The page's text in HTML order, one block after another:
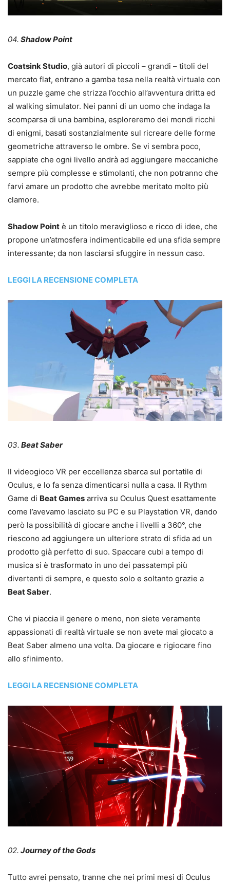
04. Shadow Point
Coatsink Studio, già autori di piccoli – grandi – titoli del
mercato flat, entrano a gamba tesa nella realtà virtuale con
un puzzle game che strizza l’occhio all’avventura dritta ed
al walking simulator. Nei panni di un uomo che indaga la
scomparsa di una bambina, esploreremo dei mondi ricchi
di enigmi, basati sostanzialmente sul ricreare delle forme
geometriche attraverso le ombre. Se vi sembra poco,
sappiate che ogni livello andrà ad aggiungere meccaniche
sempre più complesse e stimolanti, che non potranno che
farvi amare un prodotto che avrebbe meritato molto più
clamore.
Shadow Point è un titolo meraviglioso e ricco di idee, che
propone un’atmosfera indimenticabile ed una sfida sempre
interessante; da non lasciarsi sfuggire in nessun caso.
LEGGI LA RECENSIONE COMPLETA
03. Beat Saber
Il videogioco VR per eccellenza sbarca sul portatile di
Oculus, e lo fa senza dimenticarsi nulla a casa. Il Rythm
Game di Beat Games arriva su Oculus Quest esattamente
come l’avevamo lasciato su PC e su Playstation VR, dando
però la possibilità di giocare anche i livelli a 360°, che
riescono ad aggiungere un ulteriore strato di sfida ad un
prodotto già perfetto di suo. Spaccare cubi a tempo di
musica si è trasformato in uno dei passatempi più
divertenti di sempre, e questo solo e soltanto grazie a
Beat Saber.
Che vi piaccia il genere o meno, non siete veramente
appassionati di realtà virtuale se non avete mai giocato a
Beat Saber almeno una volta. Da giocare e rigiocare fino
allo sfinimento.
LEGGI LA RECENSIONE COMPLETA
02. Journey of the Gods
Tutto avrei pensato, tranne che nei primi mesi di Oculus